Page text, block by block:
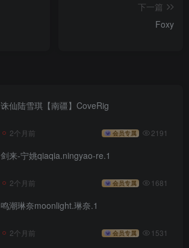
下一篇
Foxy
诛仙陆雪琪【南疆】CoveRig
2个月前 会员专属 2191
剑来-宁姚qiaqia.ningyao-re.1
2个月前 会员专属 1681
鸣潮琳奈moonlight.琳奈.1
2个月前 会员专属 1531